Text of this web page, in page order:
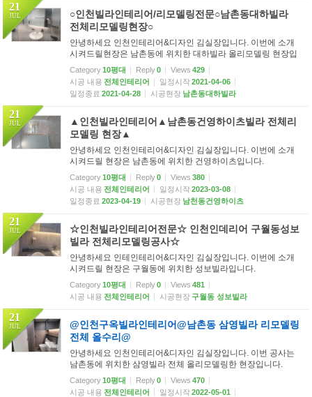
21
JUL
○인천빌라인테리어/리모델링전문○남촌동대하빌라
전체리모델링현장○
안녕하세요 인천인테리어&디자인 김실장입니다. 이번에 소개
시켜드릴현장은 남촌동에 위치한 대하빌라 올리모델링 현장입
니다.
Category 10평대 Reply 0 Views 429
시공 내용 전체인테리어 일정시작 2021-04-06
일정종료 2021-04-28 시공현장 남촌동대하빌라
21
JUL
▲인천빌라인테리어▲남촌동건영하이츠빌라 전체리
모델링 현장▲
안녕하세요 인천인테리어&디자인 김실장입니다. 이번에 소개
시켜드릴 현장은 남촌동에 위치한 건영하이츠입니다.
Category 10평대 Reply 0 Views 380
시공 내용 전체인테리어 일정시작 2023-03-08
일정종료 2023-04-19 시공현장 남천동건영하이츠
21
JUL
☆인천빌라인테리어전문☆ 인천인데리어 구월동성보
빌라 전체리모델링공사☆
안녕하세요 인테인테리어&디자인 김실장입니다. 이번에 소개
시켜드릴 현장은 구월동에 위치한 성보빌라입니다.
Category 10평대 Reply 0 Views 481
시공 내용 전체인테리어 시공현장 구월동 성보빌라
21
JUL
@인천구옥빌라인테리어@남촌동 삼영빌라 리모델링
전체 올수리@
안녕하세요 인천인테리어&디자인 김실장입니다. 이번 공사는
남촌동에 위치한 삼영빌라 전체 올리모델링한 현장입니다.
Category 10평대 Reply 0 Views 470
시공 내용 전체인테리어 일정시작 2022-05-01